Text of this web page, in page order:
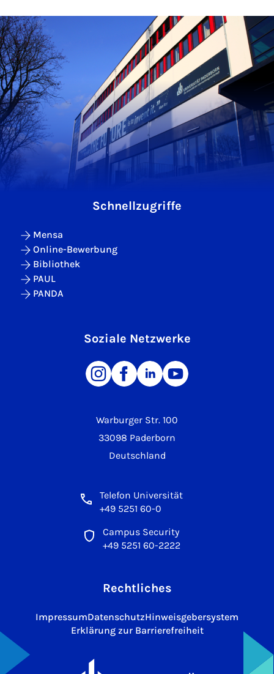
Warburger Str. 100
33098 Paderborn
Deutschland
Telefon Universität
+49 5251 60-0
Campus Security
+49 5251 60-2222
Schnellzugriffe
Mensa
Online-Bewerbung
Bibliothek
PAUL
PANDA
Soziale Netzwerke
Rechtliches
ImpressumDatenschutzHinweisgebersystem
Erklärung zur Barrierefreiheit